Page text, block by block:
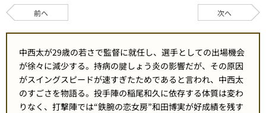
前へ 次へ
中西太が29歳の若さで監督に就任し、選手としての出場機会
が徐々に減少する。持病の腱しょう炎の影響だが、その原因
がスイングスピードが速すぎたためであると言われ、中西太
のすごさを物語る。投手陣の稲尾和久に依存する体質は変わ
りなく、打撃陣では“鉄腕の恋女房”和田博実が好成績を残す